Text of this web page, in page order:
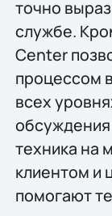
точно
службе.
Center
процессом
всех
техника на
клиентом и
помогают